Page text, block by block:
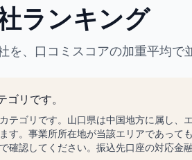
ランキング
、口コミスコアの加重平均で
リです。
テゴリです。山口県は中国地方に属し
。事業所所在地が当該エリアであっ
確認してください。振込先口座の対応